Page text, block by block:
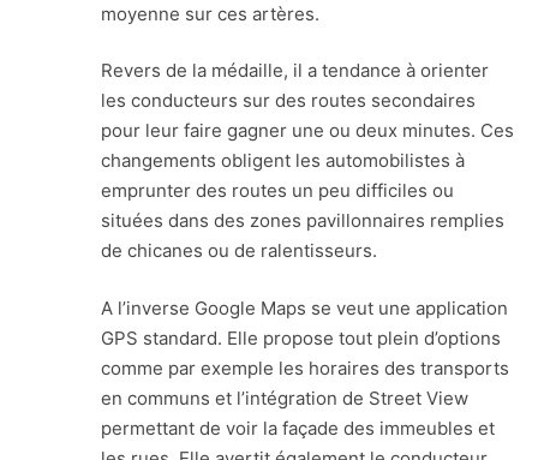
moyenne sur ces artères.
Revers de la médaille, il a tendance à orienter
les conducteurs sur des routes secondaires
pour leur faire gagner une ou deux minutes. Ces
changements obligent les automobilistes à
emprunter des routes un peu difficiles ou
situées dans des zones pavillonnaires remplies
de chicanes ou de ralentisseurs.
A l’inverse Google Maps se veut une application
GPS standard. Elle propose tout plein d’options
comme par exemple les horaires des transports
en communs et l’intégration de Street View
permettant de voir la façade des immeubles et